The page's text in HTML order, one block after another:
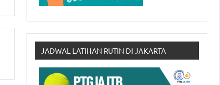
JADWAL LATIHAN RUTIN DI JAKARTA